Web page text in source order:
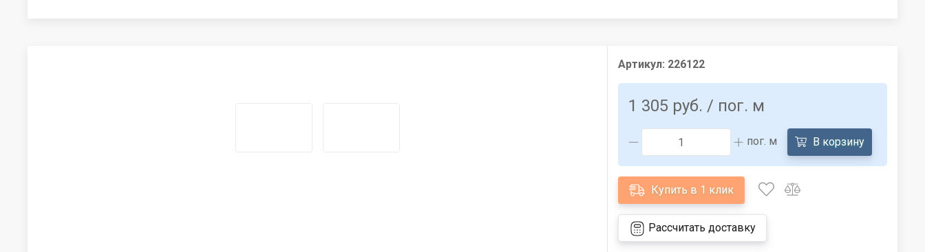
Артикул: 226122
1 305 руб. / пог. м
пог. м В корзину
Купить в 1 клик
Рассчитать доставку